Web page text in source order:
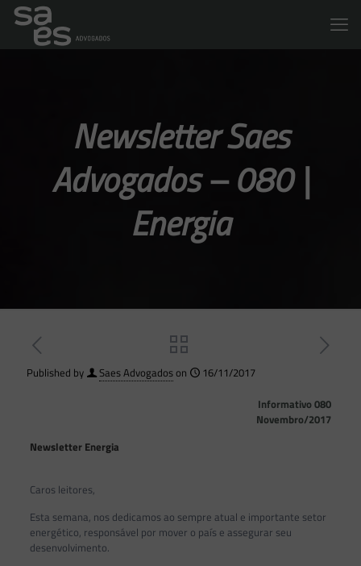
Newsletter Saes
Advogados – 080 |
Energia
Published by Saes Advogadoson
16/11/2017
Informativo 080
Novembro/2017
Newsletter Energia
Caros leitores,
Esta semana, nos dedicamos ao sempre atual e importante setor
energético, responsável por mover o país e assegurar seu
desenvolvimento.